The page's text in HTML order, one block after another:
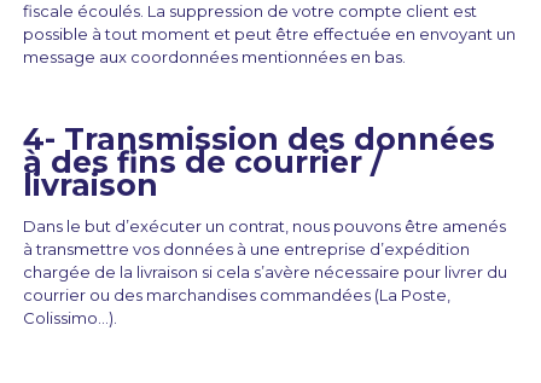
fiscale écoulés. La suppression de votre compte client est
possible à tout moment et peut être effectuée en envoyant un
message aux coordonnées mentionnées en bas.
4- Transmission des données
à des fins de courrier /
livraison
Dans le but d’exécuter un contrat, nous pouvons être amenés
à transmettre vos données à une entreprise d’expédition
chargée de la livraison si cela s’avère nécessaire pour livrer du
courrier ou des marchandises commandées (La Poste,
Colissimo…).